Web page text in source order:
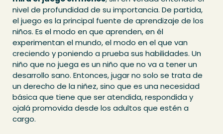
nivel de profundidad de su importancia. De partida,
el juego es la principal fuente de aprendizaje de los
niños. Es el modo en que aprenden, en él
experimentan el mundo, el modo en el que van
creciendo y poniendo a prueba sus habilidades. Un
niño que no juega es un niño que no va a tener un
desarrollo sano. Entonces, jugar no solo se trata de
un derecho de la niñez, sino que es una necesidad
básica que tiene que ser atendida, respondida y
ojalá promovida desde los adultos que estén a
cargo.